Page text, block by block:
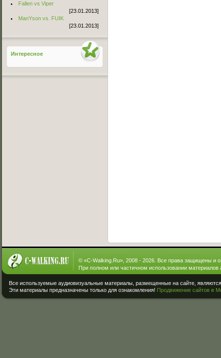
Fallen vs Viper
[23.01.2013]
ManYson vs. FUIK
[23.01.2013]
Интересное
© «C-Walking.Ru», 2008 - 2026. Все права защищены и
При полном или частичном использовании материалов
Все используемые аудиовизуальные материалы, размещенные на сайте,
Эти материалы предназначены только для ознакомления! Продвижение сайтов в